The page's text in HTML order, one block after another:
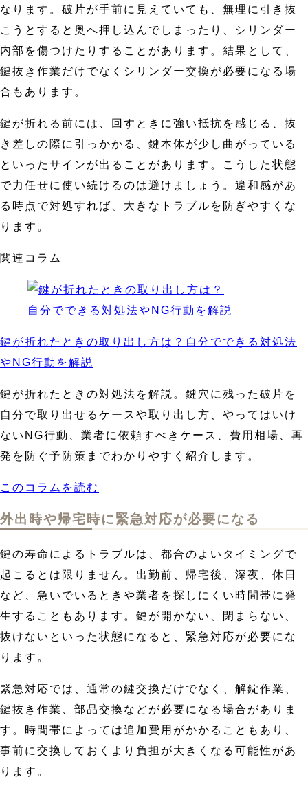
なります。破片が手前に見えていても、無理に引き抜
こうとすると奥へ押し込んでしまったり、シリンダー
内部を傷つけたりすることがあります。結果として、
鍵抜き作業だけでなくシリンダー交換が必要になる場
合もあります。
鍵が折れる前には、回すときに強い抵抗を感じる、抜
き差しの際に引っかかる、鍵本体が少し曲がっている
といったサインが出ることがあります。こうした状態
で力任せに使い続けるのは避けましょう。違和感があ
る時点で対処すれば、大きなトラブルを防ぎやすくな
ります。
関連コラム
鍵が折れたときの取り出し方は？自分でできる対処法
やNG行動を解説
鍵が折れたときの対処法を解説。鍵穴に残った破片を
自分で取り出せるケースや取り出し方、やってはいけ
ないNG行動、業者に依頼すべきケース、費用相場、再
発を防ぐ予防策までわかりやすく紹介します。
このコラムを読む
外出時や帰宅時に緊急対応が必要になる
鍵の寿命によるトラブルは、都合のよいタイミングで
起こるとは限りません。出勤前、帰宅後、深夜、休日
など、急いでいるときや業者を探しにくい時間帯に発
生することもあります。鍵が開かない、閉まらない、
抜けないといった状態になると、緊急対応が必要にな
ります。
緊急対応では、通常の鍵交換だけでなく、解錠作業、
鍵抜き作業、部品交換などが必要になる場合がありま
す。時間帯によっては追加費用がかかることもあり、
事前に交換しておくより負担が大きくなる可能性があ
ります。